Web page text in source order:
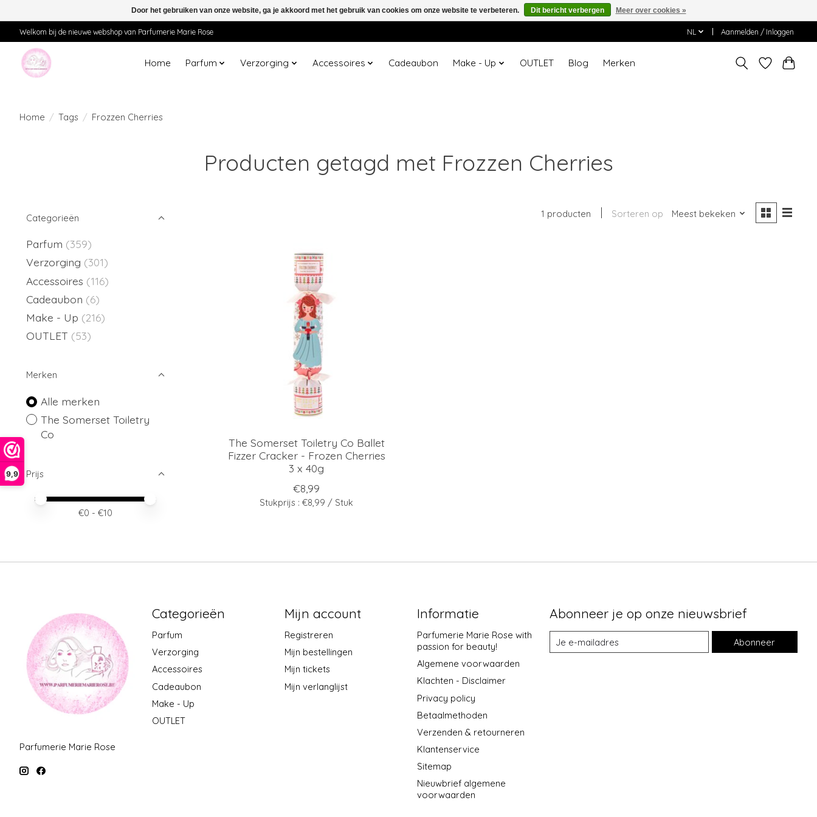
9,9
Welkom bij de nieuwe webshop van Parfumerie Marie Rose NL Aanmelden / Inloggen
Home Parfum Verzorging Accessoires Cadeaubon Make - Up OUTLET Blog Merken
Home / Tags / Frozzen Cherries
Producten getagd met Frozzen Cherries
Categorieën
Parfum (359)
Verzorging (301)
Accessoires (116)
Cadeaubon (6)
Make - Up (216)
OUTLET (53)
Merken
Alle merken
The Somerset Toiletry
Co
Prijs
Minimale prijswaarde
Price maximum value
€0 - €10
1 producten Sorteren op Meest bekeken
The Somerset Toiletry Co Ballet
Fizzer Cracker - Frozen Cherries
3 x 40g
€8,99
Stukprijs : €8,99 / Stuk
Parfumerie Marie Rose
Categorieën
Parfum
Verzorging
Accessoires
Cadeaubon
Make - Up
OUTLET
Mijn account
Registreren
Mijn bestellingen
Mijn tickets
Mijn verlanglijst
Informatie
Parfumerie Marie Rose with
passion for beauty!
Algemene voorwaarden
Klachten - Disclaimer
Privacy policy
Betaalmethoden
Verzenden & retourneren
Klantenservice
Sitemap
Nieuwbrief algemene
voorwaarden
Abonneer je op onze nieuwsbrief
Abonneer
Door het gebruiken van onze website, ga je akkoord met het gebruik van cookies om onze website te verbeteren. Dit bericht verbergen Meer over cookies »